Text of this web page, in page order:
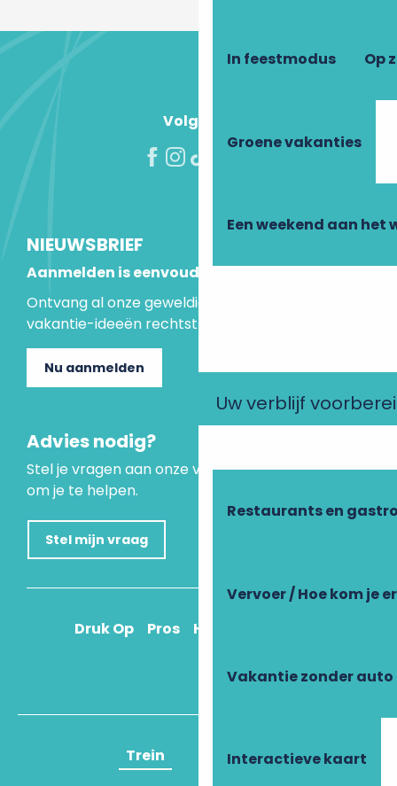
In feestmodus Op
Groene vakanties
Een weekend aan het
Uw verblijf
Restaurants en
Vervoer / Hoe kom je
Vakantie zonder auto
Interactieve kaart
Volg ons!
NIEUWSBRIEF
Aanmelden is eenvoudig
Ontvang al onze geweldige aanbiedingen en
vakantie-ideeën rechtstreeks in je inbox.
Nu aanmelden
Advies nodig?
Stel je vragen aan onze virtuele assistent, die er is
om je te helpen.
Stel mijn vraag
Druk Op Pros Hoe kom ik daar?
Trein Vliegtuig